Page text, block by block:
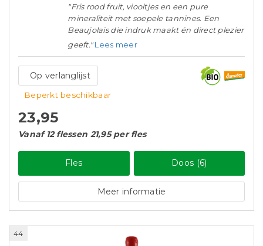
"Fris rood fruit, viooltjes en een pure
mineraliteit met soepele tannines. Een
Beaujolais die indruk maakt én direct plezier
geeft." Lees meer
Op verlanglijst
Beperkt beschikbaar
23,95
Vanaf 12 flessen 21,95 per fles
Fles Doos (6)
Meer informatie
44